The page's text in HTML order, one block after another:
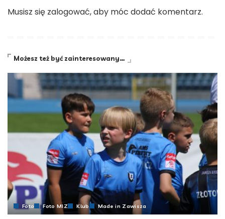
Musisz się zalogować, aby móc dodać komentarz.
Możesz też być zainteresowany…
Foto Foto MIZ Klub Made in Zawisza